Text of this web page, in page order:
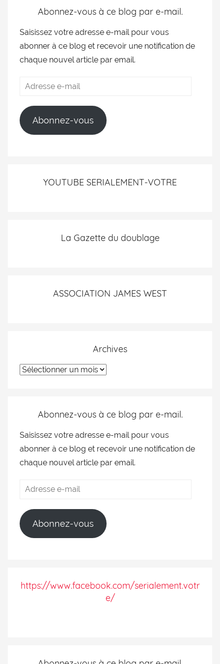
Abonnez-vous à ce blog par e-mail.
Saisissez votre adresse e-mail pour vous
abonner à ce blog et recevoir une notification de
chaque nouvel article par email.
Abonnez-vous
YOUTUBE SERIALEMENT-VOTRE
La Gazette du doublage
ASSOCIATION JAMES WEST
Archives
Abonnez-vous à ce blog par e-mail.
Saisissez votre adresse e-mail pour vous
abonner à ce blog et recevoir une notification de
chaque nouvel article par email.
Abonnez-vous
https://www.facebook.com/serialement.votr
e/